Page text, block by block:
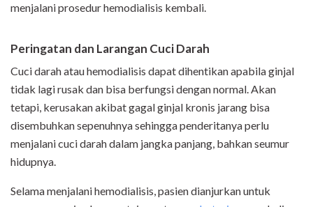
menjalani prosedur hemodialisis kembali.
Peringatan dan Larangan Cuci Darah
Cuci darah atau hemodialisis dapat dihentikan apabila ginjal
tidak lagi rusak dan bisa berfungsi dengan normal. Akan
tetapi, kerusakan akibat gagal ginjal kronis jarang bisa
disembuhkan sepenuhnya sehingga penderitanya perlu
menjalani cuci darah dalam jangka panjang, bahkan seumur
hidupnya.
Selama menjalani hemodialisis, pasien dianjurkan untuk